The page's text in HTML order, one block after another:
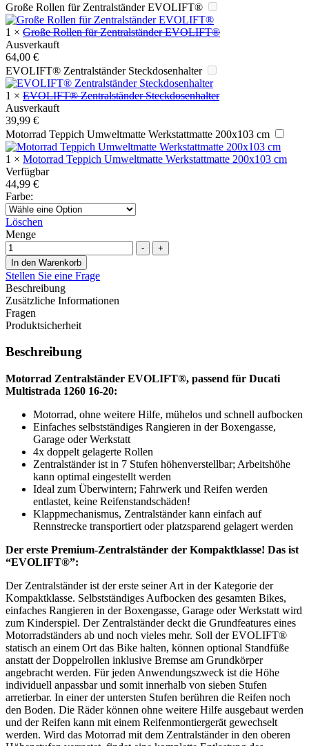
Große Rollen für Zentralständer EVOLIFT®
1 × Große Rollen für Zentralständer EVOLIFT®
Ausverkauft
64,00 €
EVOLIFT® Zentralständer Steckdosenhalter
1 × EVOLIFT® Zentralständer Steckdosenhalter
Ausverkauft
39,99 €
Motorrad Teppich Umweltmatte Werkstattmatte 200x103 cm
1 × Motorrad Teppich Umweltmatte Werkstattmatte 200x103 cm
Verfügbar
44,99 €
Farbe:
Löschen
Menge
-
+
In den Warenkorb
Stellen Sie eine Frage
Beschreibung
Zusätzliche Informationen
Fragen
Produktsicherheit
Beschreibung
Motorrad Zentralständer EVOLIFT®, passend für Ducati
Multistrada 1260 16-20:
Motorrad, ohne weitere Hilfe, mühelos und schnell aufbocken
Einfaches selbstständiges Rangieren in der Boxengasse,
Garage oder Werkstatt
4x doppelt gelagerte Rollen
Zentralständer ist in 7 Stufen höhenverstellbar; Arbeitshöhe
kann optimal eingestellt werden
Ideal zum Überwintern; Fahrwerk und Reifen werden
entlastet, keine Reifenstandschäden!
Klappmechanismus, Zentralständer kann einfach auf
Rennstrecke transportiert oder platzsparend gelagert werden
Der erste Premium-Zentralständer der Kompaktklasse! Das ist
“EVOLIFT®”:
Der Zentralständer ist der erste seiner Art in der Kategorie der
Kompaktklasse. Selbstständiges Aufbocken des gesamten Bikes,
einfaches Rangieren in der Boxengasse, Garage oder Werkstatt wird
zum Kinderspiel. Der Zentralständer deckt die Grundfeatures eines
Motorradständers ab und noch vieles mehr. Soll der EVOLIFT®
statisch an einem Ort das Bike halten, können optional Standfüße
anstatt der Doppelrollen inklusive Bremse am Grundkörper
angebracht werden. Für jeden Anwendungszweck ist die Höhe
individuell anpassbar und somit innerhalb von sieben Stufen
arretierbar. In einer der untersten Stufen berühren die Reifen noch
den Boden. Die Räder können ohne weitere Hilfe ausgebaut werden
und der Reifen kann mit einem Reifenmontiergerät gewechselt
werden. Wird das Motorrad mit dem Zentralständer in den oberen